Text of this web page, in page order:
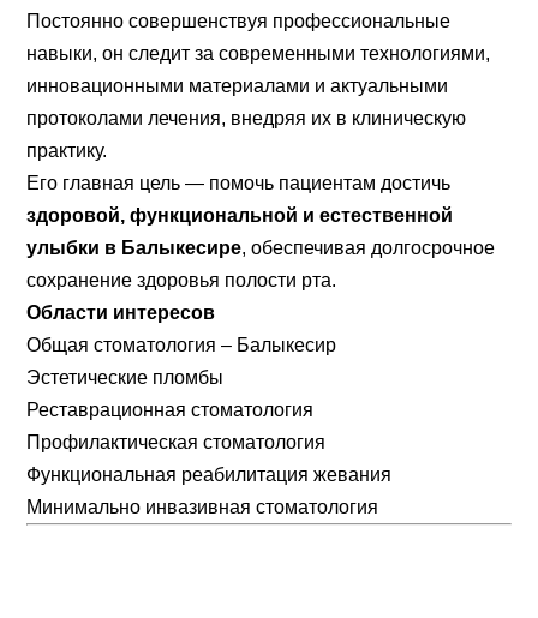
Постоянно совершенствуя профессиональные
навыки, он следит за современными технологиями,
инновационными материалами и актуальными
протоколами лечения, внедряя их в клиническую
практику.
Его главная цель — помочь пациентам достичь
здоровой, функциональной и естественной
улыбки в Балыкесире, обеспечивая долгосрочное
сохранение здоровья полости рта.
Области интересов
Общая стоматология – Балыкесир
Эстетические пломбы
Реставрационная стоматология
Профилактическая стоматология
Функциональная реабилитация жевания
Минимально инвазивная стоматология